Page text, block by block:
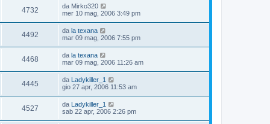
4732 da Mirko320
mer 10 mag, 2006 3:49 pm
4492 da la texana
mar 09 mag, 2006 7:55 pm
4468 da la texana
mar 09 mag, 2006 11:26 am
4445 da Ladykiller_1
gio 27 apr, 2006 11:53 am
4527 da Ladykiller_1
sab 22 apr, 2006 2:26 pm